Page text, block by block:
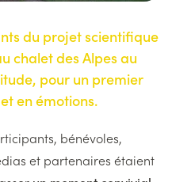
du projet scientifique
chalet des Alpes au
pour un premier
en émotions.
bénévoles,
et partenaires étaient